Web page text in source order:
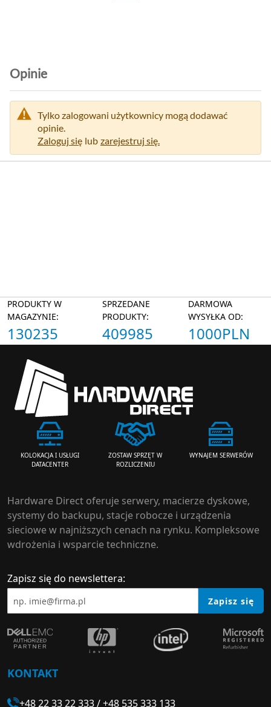
Opinie
Tylko zalogowani użytkownicy mogą dodawać
opinie.
Zaloguj się lub zarejestruj się.
PRODUKTY W
MAGAZYNIE:
130235
SPRZEDANE
PRODUKTY:
409985
DARMOWA
WYSYŁKA OD:
1000PLN
KOLOKACJA I USŁUGI
DATACENTER
ZOSTAW SPRZĘT W
ROZLICZENIU
WYNAJEM SERWERÓW
Hardware Direct oferuje serwery, macierze dyskowe,
systemy do backupu, stacje robocze i urządzenia
sieciowe w najniższych cenach na rynku. Kompleksowe
wdrożenia i wsparcie techniczne.
Zapisz się do newslettera:
Zapisz się
KONTAKT
+48 22 33 22 333/+48 535 333 133